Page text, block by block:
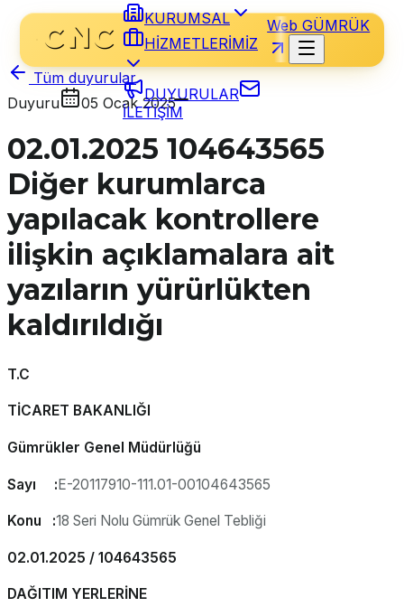
KURUMSAL
HİZMETLERİMİZ
DUYURULAR
İLETİŞİM
Web GÜMRÜK
Tüm duyurular
Duyuru
05 Ocak 2025
02.01.2025 104643565
Diğer kurumlarca
yapılacak kontrollere
ilişkin açıklamalara ait
yazıların yürürlükten
kaldırıldığı
T.C
TİCARET BAKANLIĞI
Gümrükler Genel Müdürlüğü
Sayı :E-20117910-111.01-00104643565
Konu :18 Seri Nolu Gümrük Genel Tebliği
02.01.2025 / 104643565
DAĞITIM YERLERİNE